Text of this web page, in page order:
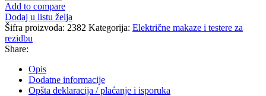
Add to compare
Dodaj u listu želja
Šifra proizvoda: 2382 Kategorija: Električne makaze i testere za
rezidbu
Share:
Opis
Dodatne informacije
Opšta deklaracija / plaćanje i isporuka